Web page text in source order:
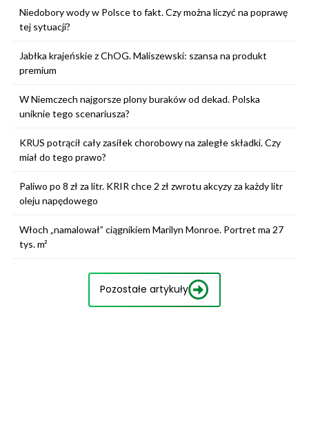
Niedobory wody w Polsce to fakt. Czy można liczyć na poprawę
tej sytuacji?
Jabłka krajeńskie z ChOG. Maliszewski: szansa na produkt
premium
W Niemczech najgorsze plony buraków od dekad. Polska
uniknie tego scenariusza?
KRUS potrącił cały zasiłek chorobowy na zaległe składki. Czy
miał do tego prawo?
Paliwo po 8 zł za litr. KRIR chce 2 zł zwrotu akcyzy za każdy litr
oleju napędowego
Włoch „namalował” ciągnikiem Marilyn Monroe. Portret ma 27
tys. m²
Pozostałe artykuły